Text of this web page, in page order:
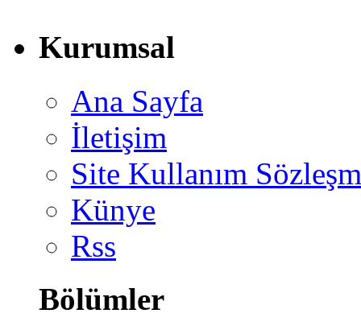
Kurumsal
Ana Sayfa
İletişim
Site Kullanım
Künye
Rss
Bölümler